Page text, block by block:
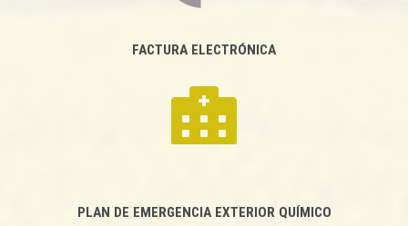
FACTURA ELECTRÓNICA
PLAN DE EMERGENCIA EXTERIOR QUÍMICO